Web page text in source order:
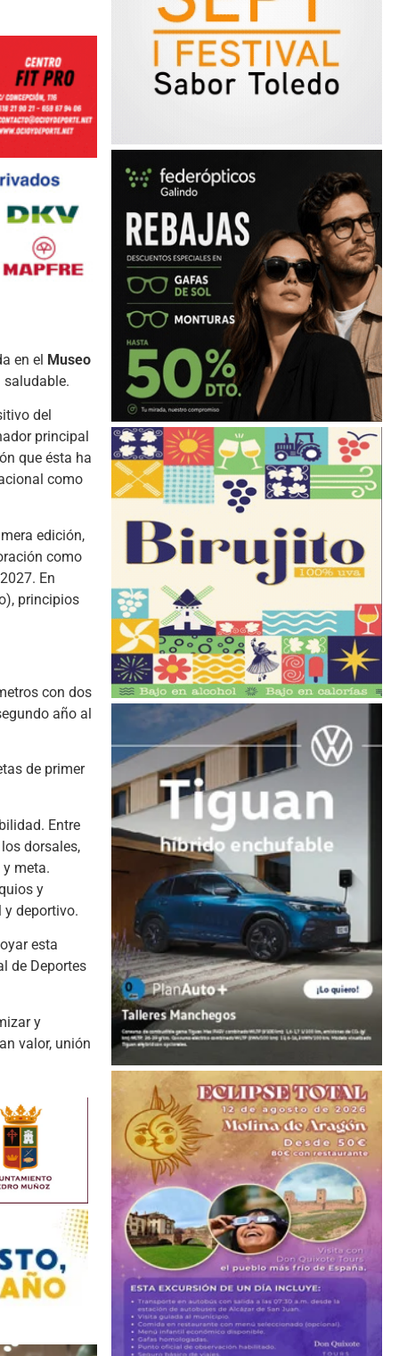
en el Museo
del
principal
que ésta ha
como
edición,
como
En
principios
con dos
año al
de primer
Entre
dorsales,
meta.
y
deportivo.
esta
de Deportes
y
valor, unión